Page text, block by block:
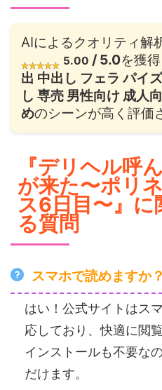
AIによるクオリティ解
5.00 / 5.0を獲
出 中出し フェラ パイ
し 専売 男性向け 成人
めのシーンが高く評価
『デリヘル呼
が来た〜ポリ
ス6日目〜』に
る質問
スマホで読めますか？
はい！公式サイトはス
応しており、快適に閲
インストールも不要な
だけます。